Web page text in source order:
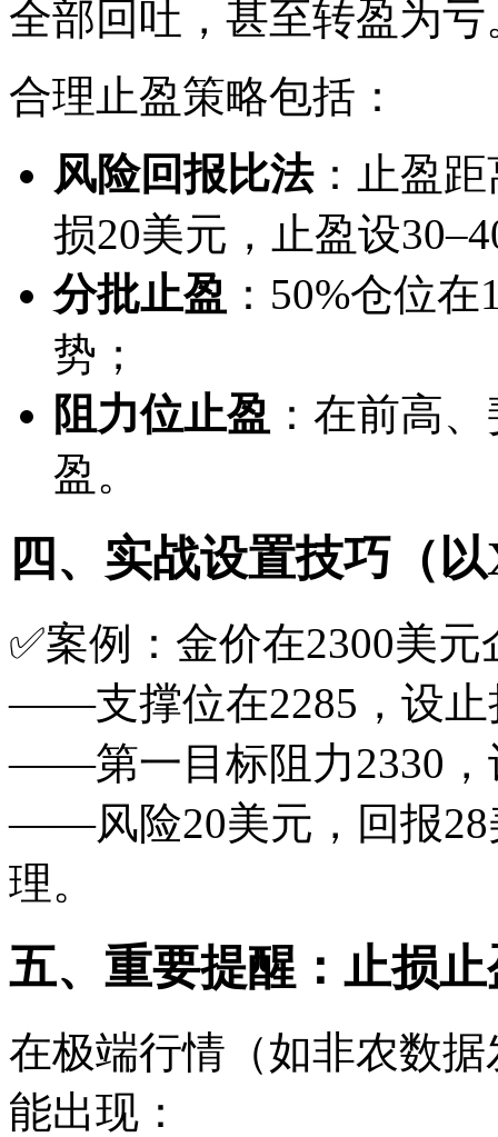
全部回吐，甚至转盈为亏
合理止盈策略包括：
风险回报比法：止盈距
损20美元，止盈设
分批止盈 ：50%仓位
势；
阻力位止盈 ：在前高
盈。
四、实战设置技巧（
✅案例：金价在2300美
——支撑位在2285，设止
——第一目标阻力2330，
——风险20美元，回报28
理。
五、重要提醒：止损
在极端行情（如非农数
能出现：